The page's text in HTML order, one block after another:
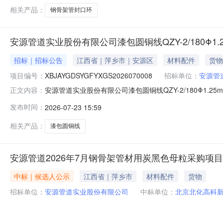
相关产品：
钢骨架管封口环
安源管道实业股份有限公司漆包圆铜线QZY-2/
招标｜招标公告 江西省｜萍乡市｜安源区 材料配件
货物
项目编号： XBJAYGDSYGFYXGS2026070008 招标单位： 安源管
正文内容： 安源管道实业股份有限公司漆包圆铜线QZY-2/
址：经开区玉湖路1号安源管道公司内对供应商的要求采
发布时间： 2026-07-23 15:59
相关产品：
漆包圆铜线
安源管道2026年7月钢骨架管材用炭黑色母粒采购项
中标｜候选人公示 江西省｜萍乡市 材料配件
货物
招标单位： 安源管道实业股份有限公司 中标单位： 北京北化高科